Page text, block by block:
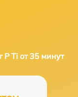
P Ti от 35 минут